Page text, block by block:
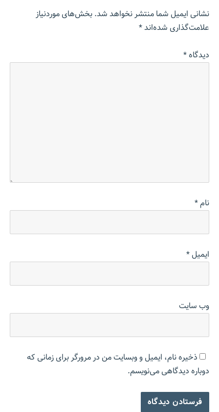
نشانی ایمیل شما منتشر نخواهد شد.بخش‌های موردنیاز
علامت‌گذاری شده‌اند*
دیدگاه*
نام*
ایمیل*
وب‌ سایت
ذخیره نام، ایمیل و وبسایت من در مرورگر برای زمانی که
دوباره دیدگاهی می‌نویسم.